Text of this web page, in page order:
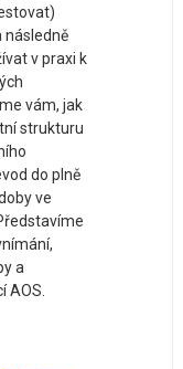
následně
v praxi k
vám, jak
strukturu
do plně
ve
a
AOS.